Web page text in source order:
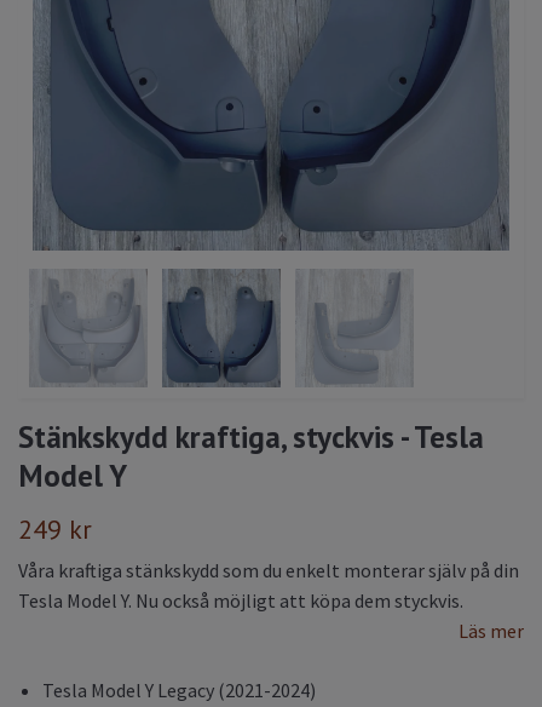
Stänkskydd kraftiga, styckvis - Tesla
Model Y
249 kr
Våra kraftiga stänkskydd som du enkelt monterar själv på din
Tesla Model Y. Nu också möjligt att köpa dem styckvis.
Läs mer
Tesla Model Y Legacy (2021-2024)